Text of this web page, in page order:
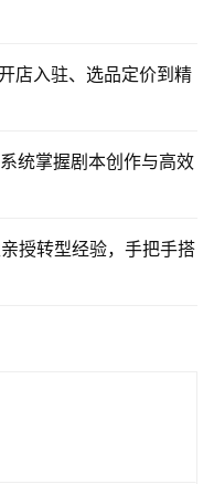
店入驻、选品定价到精
统掌握剧本创作与高效
授转型经验，手把手搭